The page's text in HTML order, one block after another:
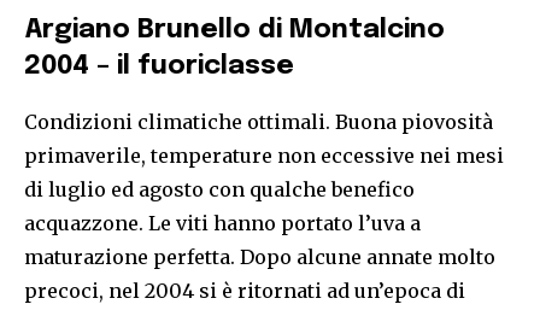
Argiano Brunello di Montalcino
2004 – il fuoriclasse
Condizioni climatiche ottimali. Buona piovosità
primaverile, temperature non eccessive nei mesi
di luglio ed agosto con qualche benefico
acquazzone. Le viti hanno portato l’uva a
maturazione perfetta. Dopo alcune annate molto
precoci, nel 2004 si è ritornati ad un’epoca di